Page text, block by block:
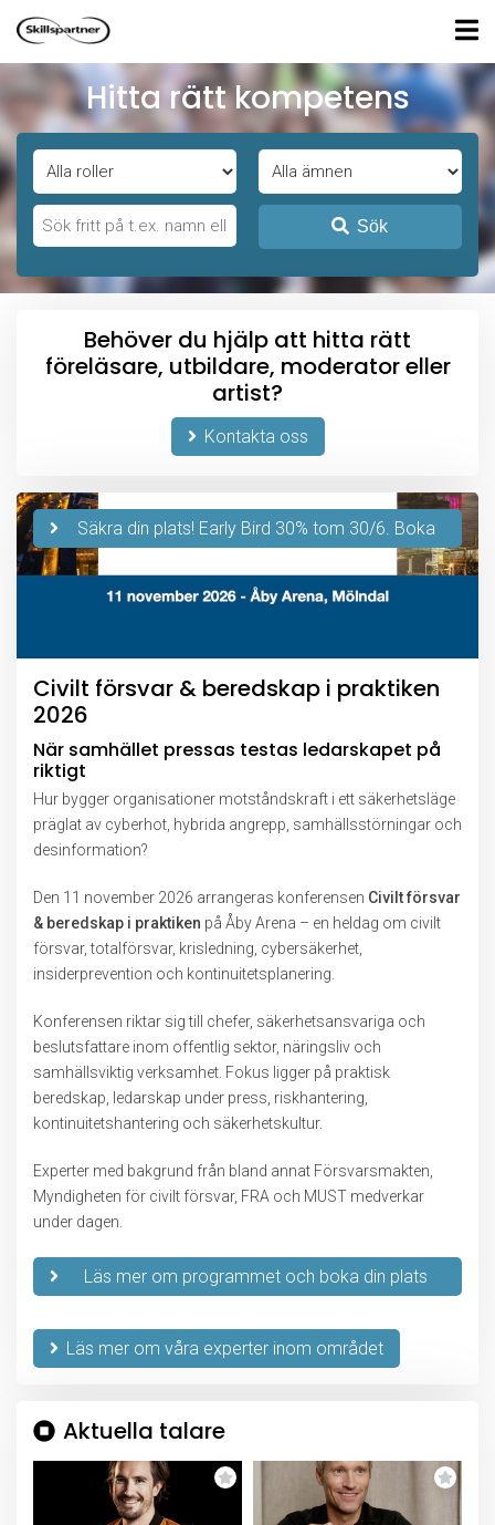
Hitta rätt kompetens
Sök
Behöver du hjälp att hitta rätt
föreläsare, utbildare, moderator eller
artist?
Kontakta oss
Säkra din plats! Early Bird 30% tom 30/6. Boka
Civilt försvar & beredskap i praktiken
2026
När samhället pressas testas ledarskapet på
riktigt
Hur bygger organisationer motståndskraft i ett säkerhetsläge
präglat av cyberhot, hybrida angrepp, samhällsstörningar och
desinformation?
Den 11 november 2026 arrangeras konferensen Civilt försvar
& beredskap i praktiken på Åby Arena – en heldag om civilt
försvar, totalförsvar, krisledning, cybersäkerhet,
insiderprevention och kontinuitetsplanering.
Konferensen riktar sig till chefer, säkerhetsansvariga och
beslutsfattare inom offentlig sektor, näringsliv och
samhällsviktig verksamhet. Fokus ligger på praktisk
beredskap, ledarskap under press, riskhantering,
kontinuitetshantering och säkerhetskultur.
Experter med bakgrund från bland annat Försvarsmakten
Myndigheten för civilt försvar, FRA och MUST medverkar
under dagen.
Läs mer om programmet och boka din plats
Läs mer om våra experter inom området
Aktuella talare